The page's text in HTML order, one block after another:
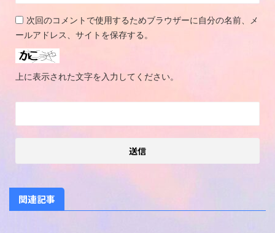
次回のコメントで使用するためブラウザーに自分の名前、メ
ールアドレス、サイトを保存する。
上に表示された文字を入力してください。
関連記事